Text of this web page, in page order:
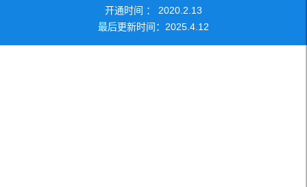
开通时间 ： 2020 2 13
最后更新时间： 2025 4 12